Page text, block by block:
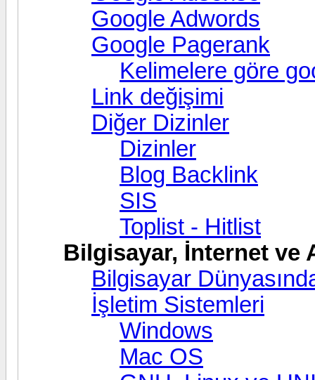
Google Adwords
Google Pagerank
Kelimelere göre
Link değişimi
Diğer Dizinler
Dizinler
Blog Backlink
SIS
Toplist - Hitlist
Bilgisayar, İnternet ve
Bilgisayar
İşletim Sistemleri
Windows
Mac OS